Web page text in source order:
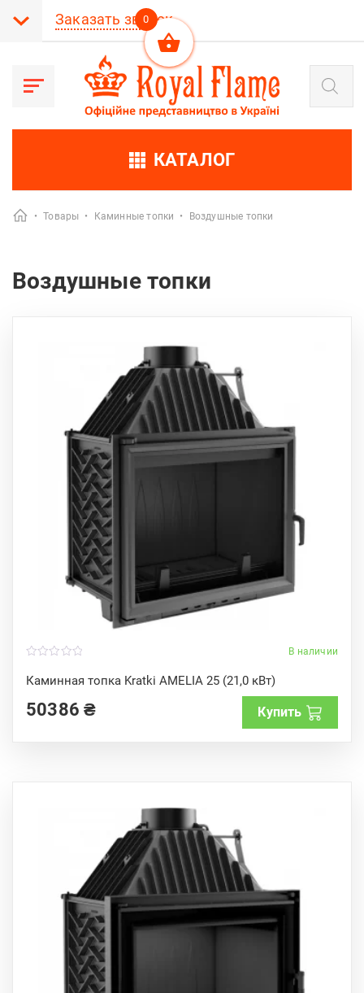
Заказать звонок
Поиск
товаров
КАТАЛОГ
• Товары • Каминные топки • Воздушные топки
Воздушные топки
В наличии
Каминная топка Kratki AMELIA 25 (21,0 кВт)
o
u
o
f50386₴ Купить
0